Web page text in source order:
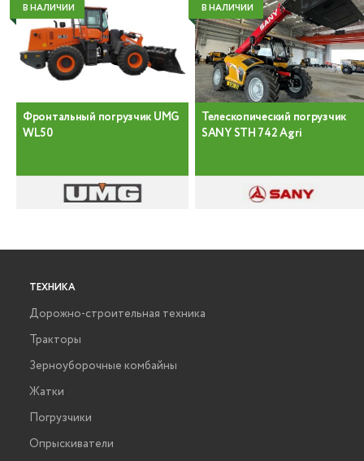
Фронтальный погрузчик UMG
WL50
В НАЛИЧИИ
Телескопический погрузчик
SANY STH 742 Agri
В НАЛИЧИИ
ТЕХНИКА
Дорожно-строительная техника
Тракторы
Зерноуборочные комбайны
Жатки
Погрузчики
Опрыскиватели